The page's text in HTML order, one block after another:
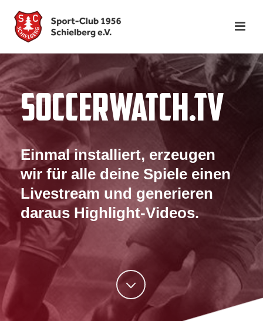
SOCCERWATCH.TV
Einmal installiert, erzeugen
wir für alle deine Spiele einen
Livestream und generieren
daraus Highlight-Videos.